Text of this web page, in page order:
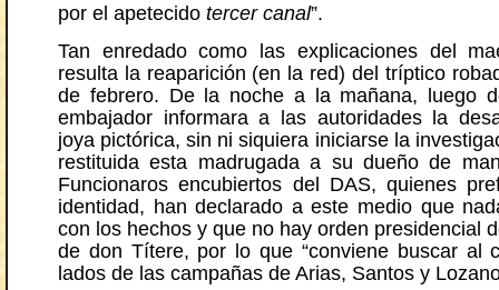
por el apetecido tercer canal”.
Tan enredado como las explicaciones del
resulta la reaparición (en la red) del tríptico
de febrero. De la noche a la mañana, luego
embajador informara a las autoridades la
joya pictórica, sin ni siquiera iniciarse la
restituida esta madrugada a su dueño de
Funcionaros encubiertos del DAS, quienes
identidad, han declarado a este medio que
con los hechos y que no hay orden presidencial
de don Títere, por lo que “conviene buscar al
lados de las campañas de Arias, Santos y